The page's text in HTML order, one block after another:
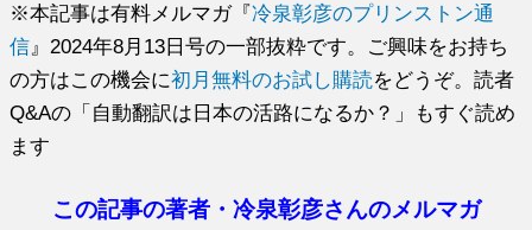
※本記事は有料メルマガ『冷泉彰彦のプリンストン通
信 』2024年8月13日号の一部抜粋です。ご興味をお持ち
の方はこの機会に初月無料のお試し購読をどうぞ。読者
Q&Aの「自動翻訳は日本の活路になるか？」もすぐ読め
ます
この記事の著者・冷泉彰彦さんのメルマガ